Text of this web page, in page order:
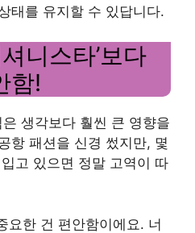
태를 유지할 수 있답니다.
니스타’보다
함!
생각보다 훨씬 큰 영향을
항 패션을 신경 썼지만, 몇
고 있으면 정말 고역이 따
요한 건 편안함이에요. 너